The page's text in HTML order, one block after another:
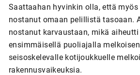
Saattaahan hyvinkin olla, että
nostanut omaan pelillistä tasoaan.
nostanut karvaustaan, mikä aiheutti
ensimmäisellä puoliajalla
seisoskelevalle kotijoukkuelle
rakennusvaikeuksia.